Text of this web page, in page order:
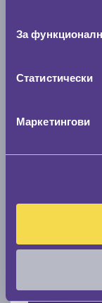
За
Статистически
Маркетингови